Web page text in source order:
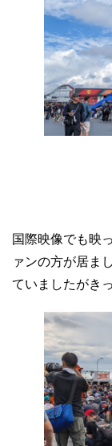
国際映像でも映
ァンの方が居ま
ていましたがき